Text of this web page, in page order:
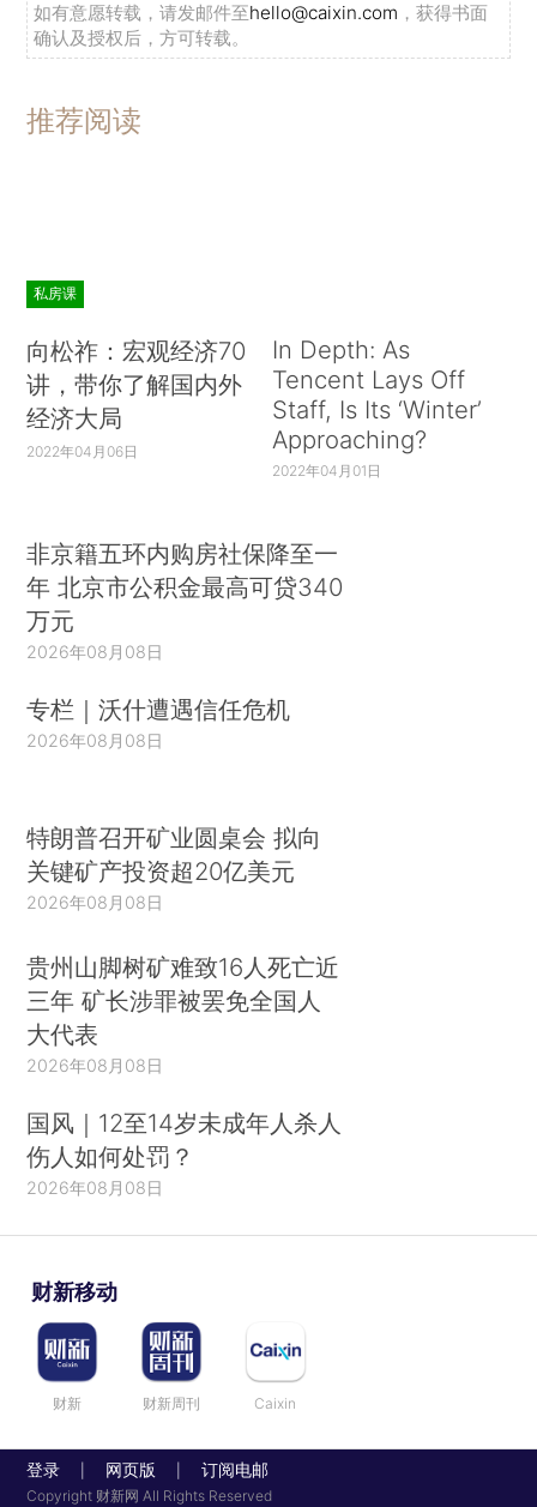
如有意愿转载，请发邮件至hello@caixin.com ，获得书面
确认及授权后，方可转载。
推荐阅读
私房课
向松祚：宏观经济70
讲，带你了解国内外
经济大局
2022年04月06日
In Depth: As
Tencent Lays Off
Staff, Is Its ‘Winter’
Approaching?
2022年04月01日
非京籍五环内购房社保降至一
年 北京市公积金最高可贷340
万元
2026年08月08日
专栏｜沃什遭遇信任危机
2026年08月08日
特朗普召开矿业圆桌会 拟向
关键矿产投资超20亿美元
2026年08月08日
贵州山脚树矿难致16人死亡近
三年 矿长涉罪被罢免全国人
大代表
2026年08月08日
国风｜12至14岁未成年人杀人
伤人如何处罚？
2026年08月08日
财新移动
财新 财新周刊 Caixin
登录 网页版 订阅电邮
Copyright 财新网 All Rights Reserved